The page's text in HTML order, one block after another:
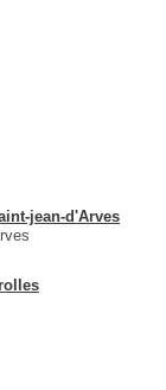
jean-d'Arves